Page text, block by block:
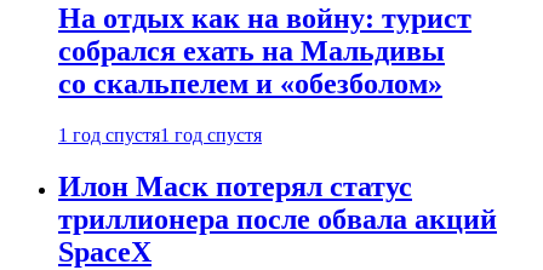
На отдых как на войну: турист
собрался ехать на Мальдивы
со скальпелем и «обезболом»
1 год спустя1 год спустя
Илон Маск потерял статус
триллионера после обвала акций
SpaceX